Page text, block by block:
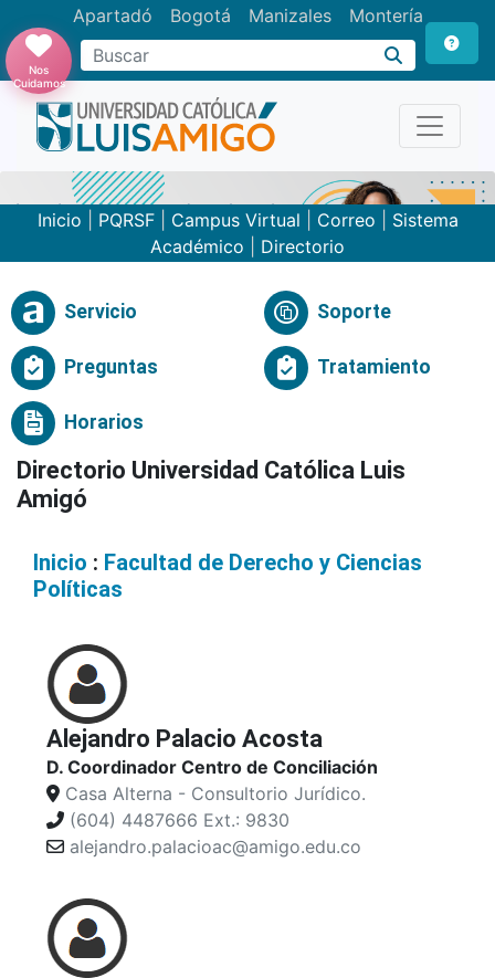
Apartadó Bogotá Manizales Montería
Buscar
Nos
Cuidamos
Inicio PQRSF| Campus Virtual Correo
Sistema
Académico
Directorio
Servicio Soporte
Preguntas Tratamiento
Horarios
Directorio Universidad Católica Luis
Amigó
Inicio : Facultad de Derecho y Ciencias
Políticas
Alejandro Palacio Acosta
D. Coordinador Centro de Conciliación
Casa Alterna - Consultorio Jurídico.
(604) 4487666 Ext.: 9830
alejandro.palacioac@amigo.edu.co